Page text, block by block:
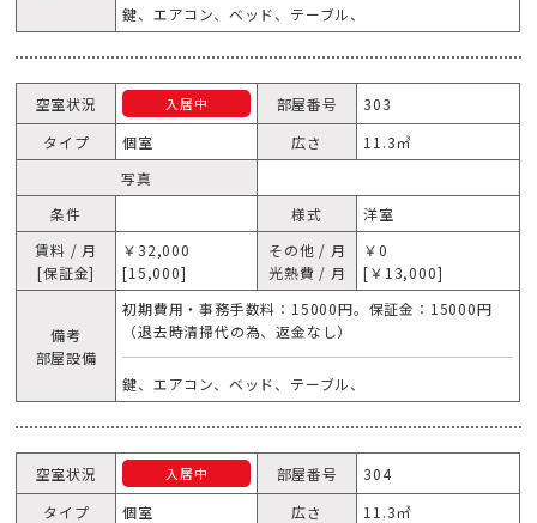
鍵、エアコン、ベッド、テーブル、
空室状況 入居中 部屋番号
303
タイプ
個室 広さ
11.3㎥
写真
条件
様式
洋室
賃料 / 月
[保証金]
￥32,000
[15,000]
その他 / 月
光熱費 / 月
￥0
[￥13,000]
備考
部屋設備
初期費用・事務手数料：15000円。保証金：15000円
（退去時清掃代の為、返金なし）
鍵、エアコン、ベッド、テーブル、
空室状況 入居中 部屋番号
304
タイプ
個室 広さ 11.3㎥